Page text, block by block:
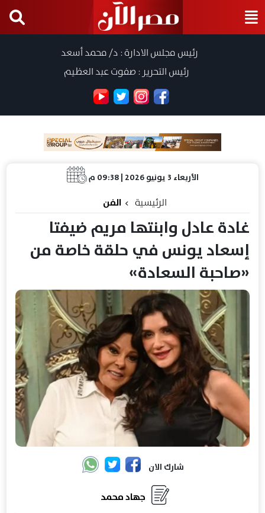
رئيس مجلس الادارة : د/ محمد أسعد
رئيس التحرير : صفوت عبد العظيم
الأربعاء 3 يونيو 2026 | 09:38 م
الرئيسية الفن
غادة عادل وابنتها مريم ضيفتا
إسعاد يونس في حلقة خاصة من
«صاحبة السعادة»
شارك الان
جهاد محمد